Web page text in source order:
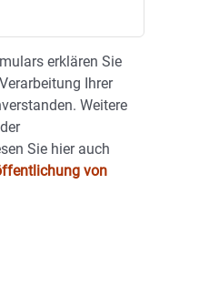
erklären Sie
Ihrer
Weitere
Sie hier auch
von